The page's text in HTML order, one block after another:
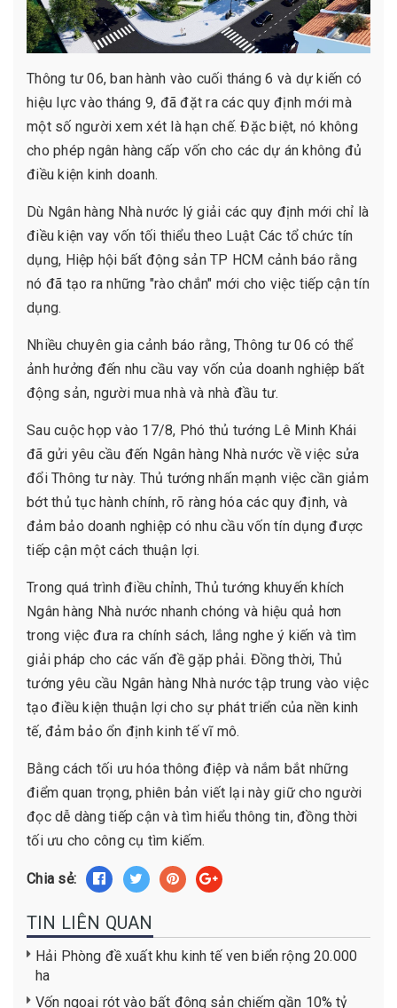
Thông tư 06, ban hành vào cuối tháng 6 và dự kiến có
hiệu lực vào tháng 9, đã đặt ra các quy định mới mà
một số người xem xét là hạn chế. Đặc biệt, nó không
cho phép ngân hàng cấp vốn cho các dự án không đủ
điều kiện kinh doanh.
Dù Ngân hàng Nhà nước lý giải các quy định mới chỉ là
điều kiện vay vốn tối thiểu theo Luật Các tổ chức tín
dụng, Hiệp hội bất động sản TP HCM cảnh báo rằng
nó đã tạo ra những "rào chắn" mới cho việc tiếp cận tín
dụng.
Nhiều chuyên gia cảnh báo rằng, Thông tư 06 có thể
ảnh hưởng đến nhu cầu vay vốn của doanh nghiệp bất
động sản, người mua nhà và nhà đầu tư.
Sau cuộc họp vào 17/8, Phó thủ tướng Lê Minh Khái
đã gửi yêu cầu đến Ngân hàng Nhà nước về việc sửa
đổi Thông tư này. Thủ tướng nhấn mạnh việc cần giảm
bớt thủ tục hành chính, rõ ràng hóa các quy định, và
đảm bảo doanh nghiệp có nhu cầu vốn tín dụng được
tiếp cận một cách thuận lợi.
Trong quá trình điều chỉnh, Thủ tướng khuyến khích
Ngân hàng Nhà nước nhanh chóng và hiệu quả hơn
trong việc đưa ra chính sách, lắng nghe ý kiến và tìm
giải pháp cho các vấn đề gặp phải. Đồng thời, Thủ
tướng yêu cầu Ngân hàng Nhà nước tập trung vào việc
tạo điều kiện thuận lợi cho sự phát triển của nền kinh
tế, đảm bảo ổn định kinh tế vĩ mô.
Bằng cách tối ưu hóa thông điệp và nắm bắt những
điểm quan trọng, phiên bản viết lại này giữ cho người
đọc dễ dàng tiếp cận và tìm hiểu thông tin, đồng thời
tối ưu cho công cụ tìm kiếm.
Chia sẻ:
TIN LIÊN QUAN
Hải Phòng đề xuất khu kinh tế ven biển rộng 20.000
ha
Vốn ngoại rót vào bất động sản chiếm gần 10% tỷ